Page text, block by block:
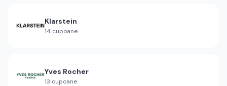
Klarstein
14 cupoane
Yves Rocher
13 cupoane